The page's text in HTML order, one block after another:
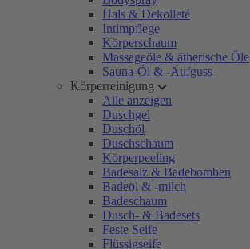
Hals & Dekolleté
Intimpflege
Körperschaum
Massageöle & ätherische Öle
Sauna-Öl & -Aufguss
Körperreinigung
Alle anzeigen
Duschgel
Duschöl
Duschschaum
Körperpeeling
Badesalz & Badebomben
Badeöl & -milch
Badeschaum
Dusch- & Badesets
Feste Seife
Flüssigseife